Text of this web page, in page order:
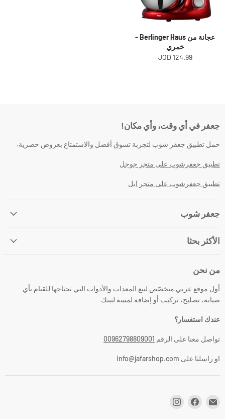
عجانة من Berlinger Haus -
خمري
124.99 JOD
جعفر في أي وقت، وأي مكان!
حمل تطبيق جعفر شوب لتجربة تسوق أفضل والاستمتاع بعروض حصرية.
تطبيق جعفرشوب على متجر جوجل
تطبيق جعفرشوب على متجر ابل
جعفر شوب
الأكثر بحثا
من نحن
أول موقع عربي متخصّص لبيع المعدات والأدوات التي تحتاجها للقيام بأي
صيانة، تصليح، تركيب أو إضافة لمسة لبيتك
عندك استفسار؟
تواصل معنا على الرقم 00962798809001
او راسلنا على info@jafarshop.com